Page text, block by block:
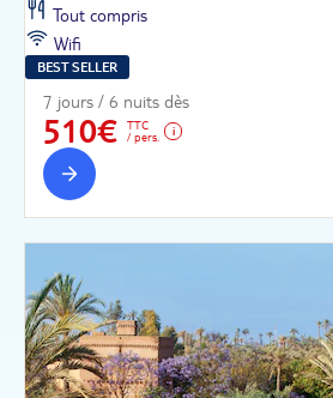
Tout compris
Wifi
BEST SELLER
7 jours / 6 nuits dès
510€
TTC
/ pers.